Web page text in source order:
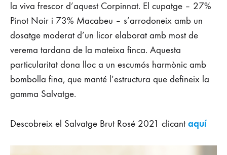
la viva frescor d’aquest Corpinnat. El cupatge – 27%
Pinot Noir i 73% Macabeu – s’arrodoneix amb un
dosatge moderat d’un licor elaborat amb most de
verema tardana de la mateixa finca. Aquesta
particularitat dona lloc a un escumós harmònic amb
bombolla fina, que manté l’estructura que defineix la
gamma Salvatge.
Descobreix el Salvatge Brut Rosé 2021 clicant aquí